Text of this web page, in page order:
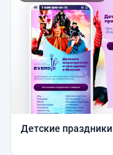
Детские праздники